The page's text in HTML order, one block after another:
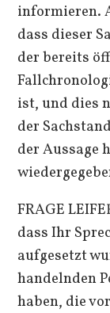
informieren.
dass dieser
der bereits
ist, und dies
der
der Aussage
FRAGE
dass Ihr
aufgesetzt
handelnden
haben, die